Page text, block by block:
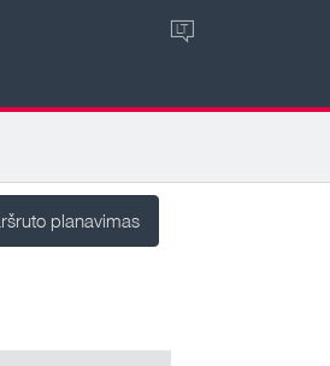
LT
planavimas